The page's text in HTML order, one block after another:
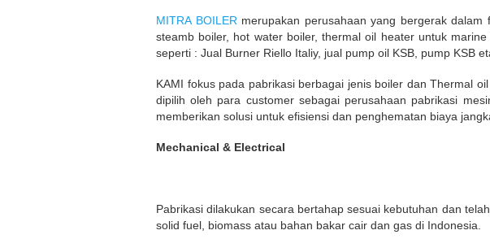
MITRA BOILERmerupakan perusahaan yang bergerak dalam
steamb boiler, hot water boiler, thermal oil heater untuk
seperti : Jual Burner Riello Italiy, jual pump oil KSB, pump KSB
KAMI fokus pada pabrikasi berbagai jenis boiler dan Thermal
dipilih oleh para customer sebagai perusahaan pabrikasi
memberikan solusi untuk efisiensi dan penghematan biaya
Mechanical & Electrical
Pabrikasi dilakukan secara bertahap sesuai kebutuhan dan
solid fuel, biomass atau bahan bakar cair dan gas di Indonesia.